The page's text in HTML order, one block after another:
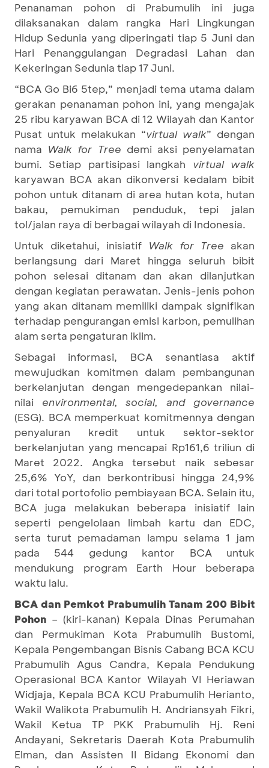
Penanaman pohon di Prabumulih ini juga
dilaksanakan dalam rangka Hari Lingkungan
Hidup Sedunia yang diperingati tiap 5 Juni dan
Hari Penanggulangan Degradasi Lahan dan
Kekeringan Sedunia tiap 17 Juni.
“BCA Go Bi6 5tep,” menjadi tema utama dalam
gerakan penanaman pohon ini, yang mengajak
25 ribu karyawan BCA di 12 Wilayah dan Kantor
Pusat untuk melakukan “virtual walk” dengan
nama Walk for Tree demi aksi penyelamatan
bumi. Setiap partisipasi langkah virtual walk
karyawan BCA akan dikonversi kedalam bibit
pohon untuk ditanam di area hutan kota, hutan
bakau, pemukiman penduduk, tepi jalan
tol/jalan raya di berbagai wilayah di Indonesia.
Untuk diketahui, inisiatif Walk for Tree akan
berlangsung dari Maret hingga seluruh bibit
pohon selesai ditanam dan akan dilanjutkan
dengan kegiatan perawatan. Jenis-jenis pohon
yang akan ditanam memiliki dampak signifikan
terhadap pengurangan emisi karbon, pemulihan
alam serta pengaturan iklim.
Sebagai informasi, BCA senantiasa aktif
mewujudkan komitmen dalam pembangunan
berkelanjutan dengan mengedepankan nilai-
nilai environmental, social, and governance
(ESG). BCA memperkuat komitmennya dengan
penyaluran kredit untuk sektor-sektor
berkelanjutan yang mencapai Rp161,6 triliun di
Maret 2022. Angka tersebut naik sebesar
25,6% YoY, dan berkontribusi hingga 24,9%
dari total portofolio pembiayaan BCA. Selain itu,
BCA juga melakukan beberapa inisiatif lain
seperti pengelolaan limbah kartu dan EDC,
serta turut pemadaman lampu selama 1 jam
pada 544 gedung kantor BCA untuk
mendukung program Earth Hour beberapa
waktu lalu.
BCA dan Pemkot Prabumulih Tanam 200 Bibit
Pohon – (kiri-kanan) Kepala Dinas Perumahan
dan Permukiman Kota Prabumulih Bustomi,
Kepala Pengembangan Bisnis Cabang BCA KCU
Prabumulih Agus Candra, Kepala Pendukung
Operasional BCA Kantor Wilayah VI Heriawan
Widjaja, Kepala BCA KCU Prabumulih Herianto,
Wakil Walikota Prabumulih H. Andriansyah Fikri,
Wakil Ketua TP PKK Prabumulih Hj. Reni
Andayani, Sekretaris Daerah Kota Prabumulih
Elman, dan Assisten II Bidang Ekonomi dan